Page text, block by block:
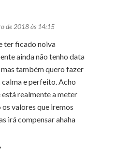
de 2018 às 14:15
ter ficado noiva
ainda não tenho data
também quero fazer
e perfeito. Acho
está realmente a meter
os valores que iremos
irá compensar ahaha